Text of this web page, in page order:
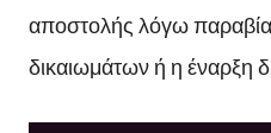
αποστολής λόγω
δικαιωμάτων ή η έναρξη